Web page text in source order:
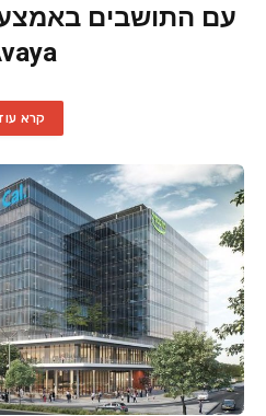
עם התושבים
קרא